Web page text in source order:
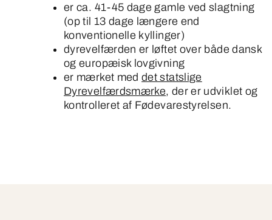
er ca. 41-45 dage gamle ved slagtning
(op til 13 dage længere end
konventionelle kyllinger)
dyrevelfærden er løftet over både dansk
og europæisk lovgivning
er mærket meddet statslige
Dyrevelfærdsmærke, der er udviklet og
kontrolleret af Fødevarestyrelsen.